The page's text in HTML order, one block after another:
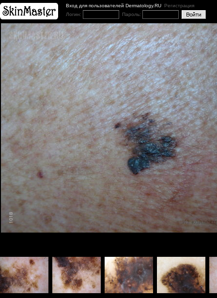
Вход для пользователей Dermatology.RU Регистрация
Логин:
Пароль: